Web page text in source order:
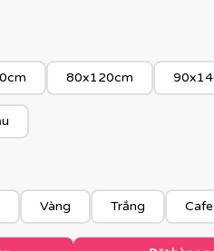
80x120cm
màu khung
Vàng Trắng Cafe